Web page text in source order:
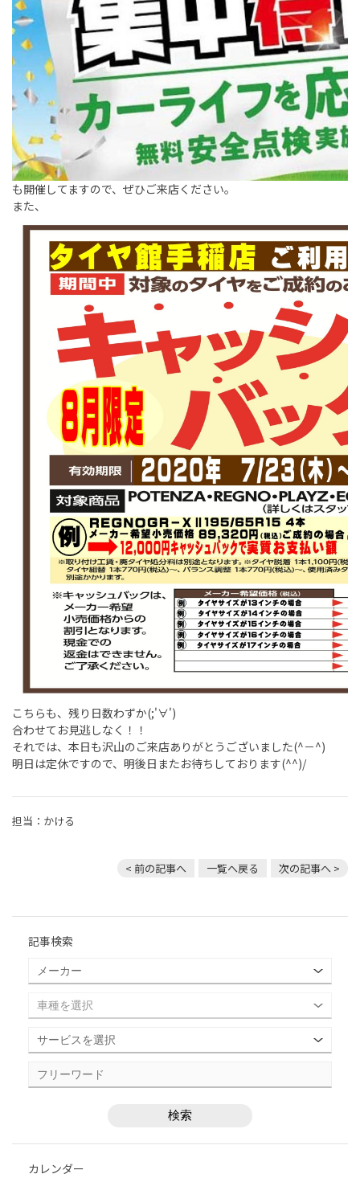
も開催してますので、ぜひご来店ください。
また、
こちらも、残り日数わずか(;'∀')
合わせてお見逃しなく！！
それでは、本日も沢山のご来店ありがとうございました(^－^)
明日は定休ですので、明後日またお待ちしております(^^)/
担当：かける
< 前の記事へ 一覧へ戻る 次の記事へ >
記事検索
カレンダー